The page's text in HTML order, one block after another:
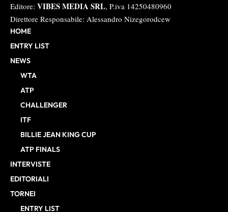
Editore: VIBES MEDIA SRL, P.iva 14250480960
Direttore Responsabile: Alessandro Nizegorodcew
HOME
ENTRY LIST
NEWS
WTA
ATP
CHALLENGER
ITF
BILLIE JEAN KING CUP
ATP FINALS
INTERVISTE
EDITORIALI
TORNEI
ENTRY LIST